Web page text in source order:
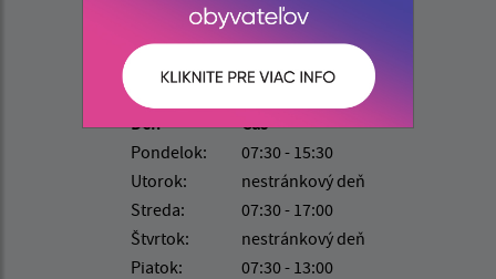
Úradné hodiny:
Deň
Čas
Pondelok:
07:30 - 15:30
Utorok:
nestránkový deň
Streda:
07:30 - 17:00
Štvrtok:
nestránkový deň
Piatok:
07:30 - 13:00